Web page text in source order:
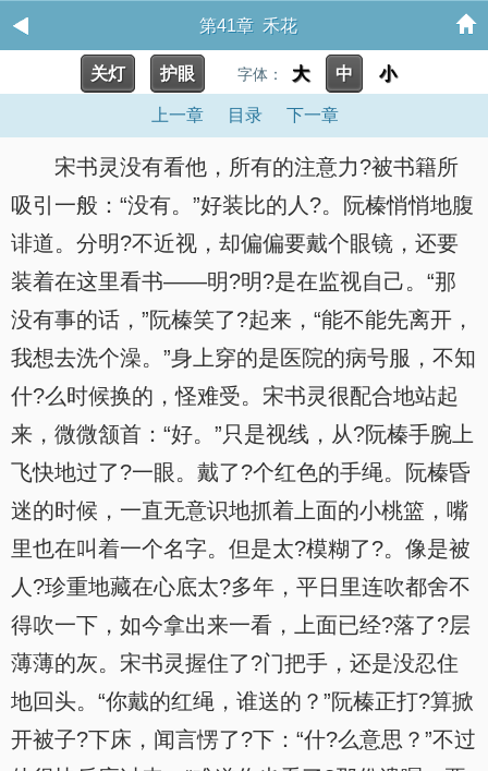
第41章 禾花
关灯 护眼 字体： 大 中 小
上一章 目录 下一章
宋书灵没有看他，所有的注意力?被书籍所
吸引一般：“没有。”好装比的人?。阮榛悄悄地腹
诽道。分明?不近视，却偏偏要戴个眼镜，还要
装着在这里看书——明?明?是在监视自己。“那
没有事的话，”阮榛笑了?起来，“能不能先离开，
我想去洗个澡。”身上穿的是医院的病号服，不知
什?么时候换的，怪难受。宋书灵很配合地站起
来，微微颔首：“好。”只是视线，从?阮榛手腕上
飞快地过了?一眼。戴了?个红色的手绳。阮榛昏
迷的时候，一直无意识地抓着上面的小桃篮，嘴
里也在叫着一个名字。但是太?模糊了?。像是被
人?珍重地藏在心底太?多年，平日里连吹都舍不
得吹一下，如今拿出来一看，上面已经?落了?层
薄薄的灰。宋书灵握住了?门把手，还是没忍住
地回头。“你戴的红绳，谁送的？”阮榛正打?算掀
开被子?下床，闻言愣了?下：“什?么意思？”不过